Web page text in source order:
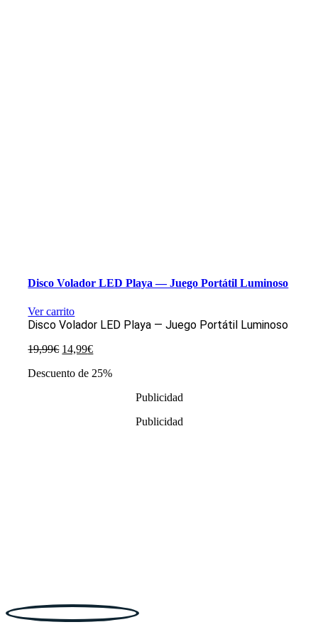
Disco Volador LED Playa — Juego Portátil Luminoso
Ver carrito
Disco Volador LED Playa — Juego Portátil Luminoso
19,99€ El
original
14,99€El
actual
Descuento de 25%
Publicidad
Publicidad